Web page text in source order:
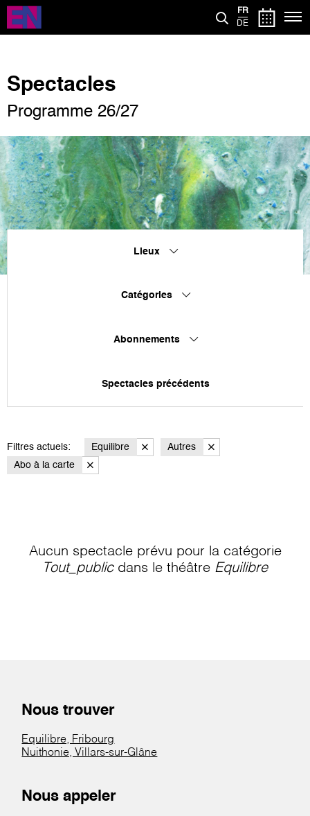
Aller
contenu
FR
DE
Spectacles
Programme 26/27
Lieux
Catégories
Abonnements
Spectacles précédents
Filtres actuels: Equilibre
Autres
Abo à la carte
Aucun spectacle prévu pour la catégorie
Tout_publicdans le théâtre Equilibre
Nous trouver
Equilibre, Fribourg
Nuithonie, Villars-sur-Glâne
Nous appeler